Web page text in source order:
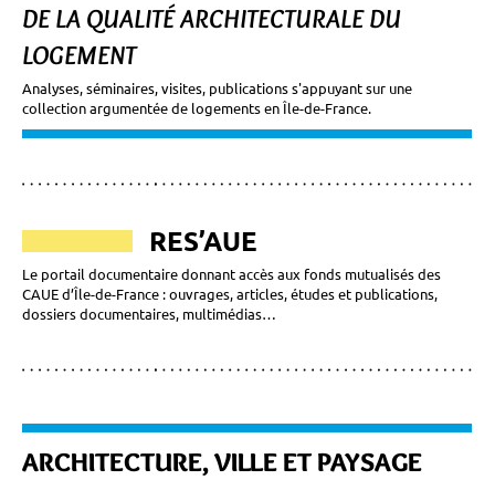
DE LA QUALITÉ ARCHITECTURALE DU
LOGEMENT
Analyses, séminaires, visites, publications s'appuyant sur une
collection argumentée de logements en Île-de-France.
RES’AUE
Le portail documentaire donnant accès aux fonds mutualisés des
CAUE d’Île-de-France : ouvrages, articles, études et publications,
dossiers documentaires, multimédias…
ARCHITECTURE, VILLE ET PAYSAGE